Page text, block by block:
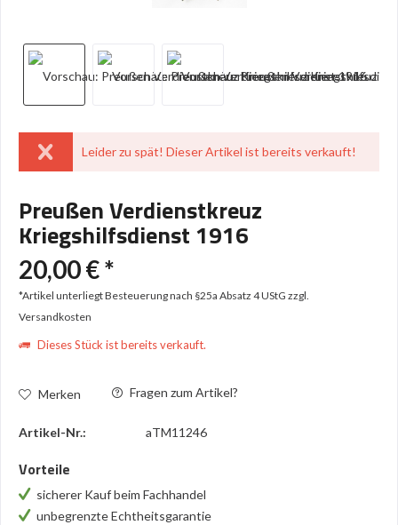
Leider zu spät! Dieser Artikel ist bereits verkauft!
Preußen Verdienstkreuz
Kriegshilfsdienst 1916
20,00 € *
*Artikel unterliegt Besteuerung nach §25a Absatz 4 UStG zzgl.
Versandkosten
Dieses Stück ist bereits verkauft.
Merken Fragen zum Artikel?
Artikel-Nr.: aTM11246
Vorteile
sicherer Kauf beim Fachhandel
unbegrenzte Echtheitsgarantie